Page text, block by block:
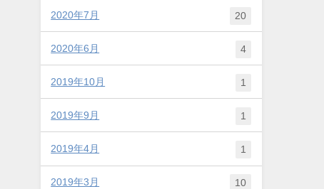
2020年7月 20
2020年6月 4
2019年10月 1
2019年9月 1
2019年4月 1
2019年3月 10